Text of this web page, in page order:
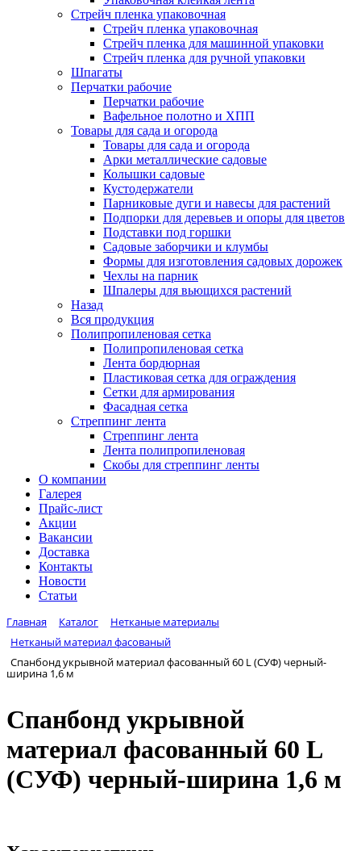
Стрейч пленка упаковочная
Стрейч пленка упаковочная
Стрейч пленка для машинной упаковки
Стрейч пленка для ручной упаковки
Шпагаты
Перчатки рабочие
Перчатки рабочие
Вафельное полотно и ХПП
Товары для сада и огорода
Товары для сада и огорода
Арки металлические садовые
Колышки садовые
Кустодержатели
Парниковые дуги и навесы для растений
Подпорки для деревьев и опоры для цветов
Подставки под горшки
Садовые заборчики и клумбы
Формы для изготовления садовых дорожек
Чехлы на парник
Шпалеры для вьющихся растений
Назад
Вся продукция
Полипропиленовая сетка
Полипропиленовая сетка
Лента бордюрная
Пластиковая сетка для ограждения
Сетки для армирования
Фасадная сетка
Стреппинг лента
Стреппинг лента
Лента полипропиленовая
Скобы для стреппинг ленты
О компании
Галерея
Прайс-лист
Акции
Вакансии
Доставка
Контакты
Новости
Статьи
Главная Каталог
Нетканые материалы
Нетканый материал фасованый
Спанбонд укрывной материал фасованный 60 L (СУФ) черный-
ширина 1,6 м
Спанбонд укрывной
материал фасованный 60 L
(СУФ) черный-ширина 1,6 м